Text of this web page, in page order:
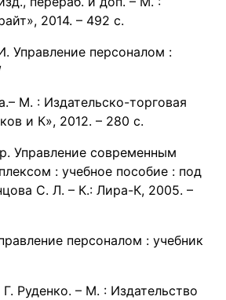
2014. – 492 с.
Управление персоналом :
М. : Издательско-торговая
и К», 2012. – 280 с.
Управление современным
: учебное пособие : под
С. Л. – К.: Лира-К, 2005. –
персоналом : учебник
Руденко. – М. : Издательство